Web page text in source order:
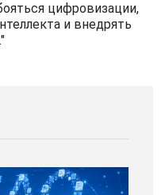
цифровизации,
и внедрять
как «говорить» с
компанию к проекту